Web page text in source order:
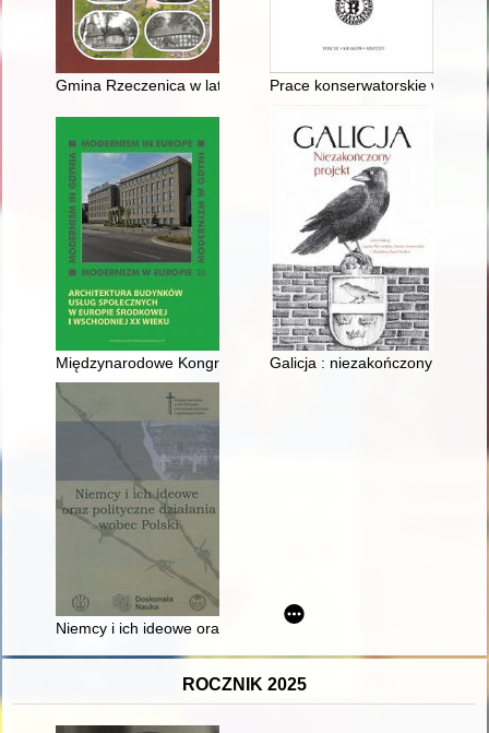
Gmina Rzeczenica w latach 1945-1990 : administracja :
Prace konserwatorskie w
Międzynarodowe Kongresy Architektury Nowoczesnej CIAM
Galicja : niezakończony projekt
Niemcy i ich ideowe oraz polityczne działania wobec Polski
ROCZNIK 2025